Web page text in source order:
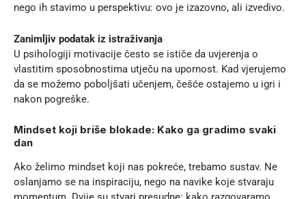
nego ih stavimo u perspektivu: ovo je izazovno, ali izvedivo.
Zanimljiv podatak iz istraživanja
U psihologiji motivacije često se ističe da uvjerenja o
vlastitim sposobnostima utječu na upornost. Kad vjerujemo
da se možemo poboljšati učenjem, češće ostajemo u igri i
nakon pogreške.
Mindset koji briše blokade: Kako ga gradimo svaki
dan
Ako želimo mindset koji nas pokreće, trebamo sustav. Ne
oslanjamo se na inspiraciju, nego na navike koje stvaraju